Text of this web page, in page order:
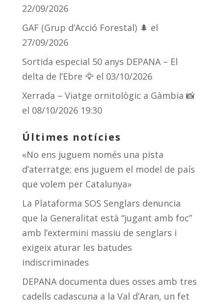
22/09/2026
GAF (Grup d’Acció Forestal) 🌲 el
27/09/2026
Sortida especial 50 anys DEPANA – El
delta de l’Ebre 🦅 el 03/10/2026
Xerrada – Viatge ornitològic a Gàmbia 📸
el 08/10/2026 19:30
Últimes notícies
«No ens juguem només una pista
d’aterratge; ens juguem el model de país
que volem per Catalunya»
La Plataforma SOS Senglars denuncia
que la Generalitat està “jugant amb foc”
amb l’extermini massiu de senglars i
exigeix aturar les batudes
indiscriminades
DEPANA documenta dues osses amb tres
cadells cadascuna a la Val d’Aran, un fet